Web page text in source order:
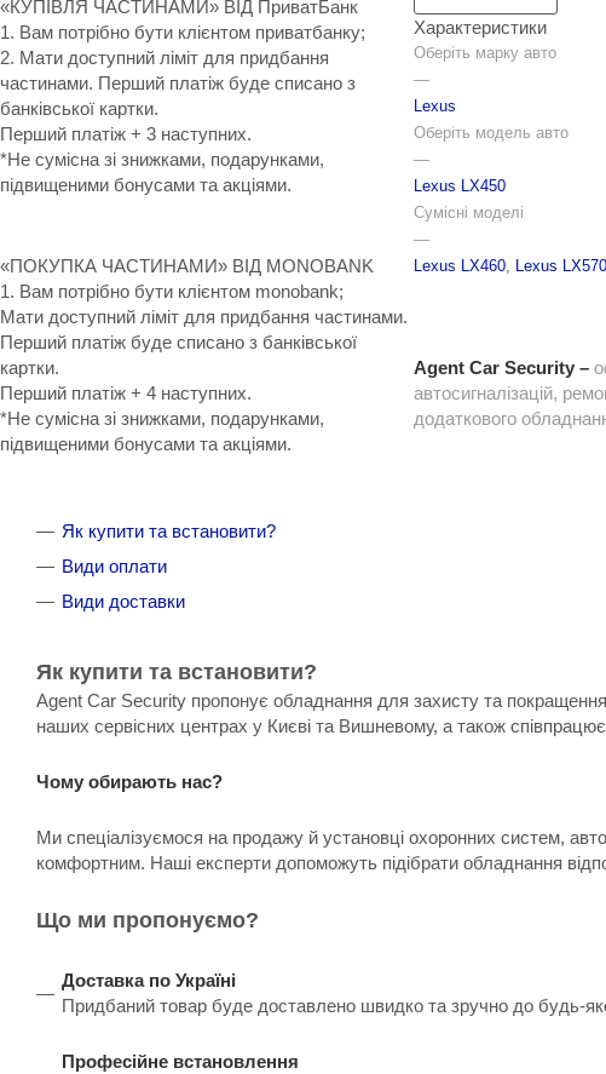
«КУПІВЛЯ ЧАСТИНАМИ» ВІД ПриватБанк
1. Вам потрібно бути клієнтом приватбанку;
2. Мати доступний ліміт для придбання
частинами. Перший платіж буде списано з
банківської картки.
Перший платіж + 3 наступних.
*Не сумісна зі знижками, подарунками,
підвищеними бонусами та акціями.
«ПОКУПКА ЧАСТИНАМИ» ВІД MONOBANK
1. Вам потрібно бути клієнтом monobank;
Мати доступний ліміт для придбання частинами.
Перший платіж буде списано з банківської
картки.
Перший платіж + 4 наступних.
*Не сумісна зі знижками, подарунками,
підвищеними бонусами та акціями.
Характеристики
Оберіть марку авто
—
Lexus
Оберіть модель авто
—
Lexus LX450
Сумісні моделі
—
Lexus LX460, Lexus LX570
Agent Car Security –
автосигналізацій,
додаткового
Як купити та встановити?
Види оплати
Види доставки
Як купити та встановити?
Agent Car Security пропонує обладнання для захисту та
наших сервісних центрах у Києві та Вишневому, а також
Чому обирають нас?
Ми спеціалізуємося на продажу й установці охоронних систем,
комфортним. Наші експерти допоможуть підібрати обладнання
Що ми пропонуємо?
Доставка по Україні
Придбаний товар буде доставлено швидко та зручно до будь-
Професійне встановлення